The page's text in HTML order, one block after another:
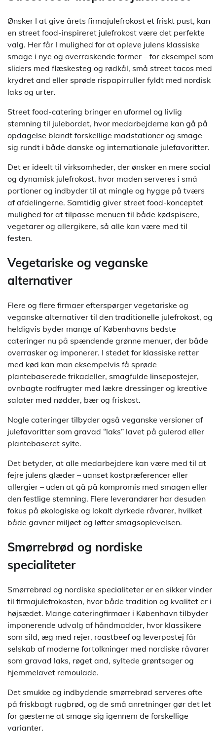
Ønsker I at give årets firmajulefrokost et friskt pust, kan
en street food-inspireret julefrokost være det perfekte
valg. Her får I mulighed for at opleve julens klassiske
smage i nye og overraskende former – for eksempel som
sliders med flæskesteg og rødkål, små street tacos med
krydret and eller sprøde rispapirruller fyldt med nordisk
laks og urter.
Street food-catering bringer en uformel og livlig
stemning til julebordet, hvor medarbejderne kan gå på
opdagelse blandt forskellige madstationer og smage
sig rundt i både danske og internationale julefavoritter.
Det er ideelt til virksomheder, der ønsker en mere social
og dynamisk julefrokost, hvor maden serveres i små
portioner og indbyder til at mingle og hygge på tværs
af afdelingerne. Samtidig giver street food-konceptet
mulighed for at tilpasse menuen til både kødspisere,
vegetarer og allergikere, så alle kan være med til
festen.
Vegetariske og veganske
alternativer
Flere og flere firmaer efterspørger vegetariske og
veganske alternativer til den traditionelle julefrokost, og
heldigvis byder mange af Københavns bedste
cateringer nu på spændende grønne menuer, der både
overrasker og imponerer. I stedet for klassiske retter
med kød kan man eksempelvis få sprøde
plantebaserede frikadeller, smagfulde linsepostejer,
ovnbagte rodfrugter med lækre dressinger og kreative
salater med nødder, bær og friskost.
Nogle cateringer tilbyder også veganske versioner af
julefavoritter som gravad “laks” lavet på gulerod eller
plantebaseret sylte.
Det betyder, at alle medarbejdere kan være med til at
fejre julens glæder – uanset kostpræferencer eller
allergier – uden at gå på kompromis med smagen eller
den festlige stemning. Flere leverandører har desuden
fokus på økologiske og lokalt dyrkede råvarer, hvilket
både gavner miljøet og løfter smagsoplevelsen.
Smørrebrød og nordiske
specialiteter
Smørrebrød og nordiske specialiteter er en sikker vinder
til firmajulefrokosten, hvor både tradition og kvalitet er i
højsædet. Mange cateringfirmaer i København tilbyder
imponerende udvalg af håndmadder, hvor klassikere
som sild, æg med rejer, roastbeef og leverpostej får
selskab af moderne fortolkninger med nordiske råvarer
som gravad laks, røget and, syltede grøntsager og
hjemmelavet remoulade.
Det smukke og indbydende smørrebrød serveres ofte
på friskbagt rugbrød, og de små anretninger gør det let
for gæsterne at smage sig igennem de forskellige
varianter.